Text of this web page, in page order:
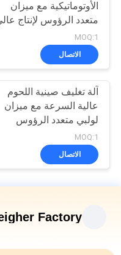
الأوتوماتيكية مع ميزان
متعدد الرؤوس لإنتاج
السرعة ومستقر، وزن
دقيق، ونطاق تطبيق واسع
MOQ:1
الاتصال
آلة تغليف صينية اللحوم
عالية السرعة مع ميزان
لولبي متعدد الرؤوس
للحوم الطازجة والمعالجة
MOQ:1
الاتصال
Factory